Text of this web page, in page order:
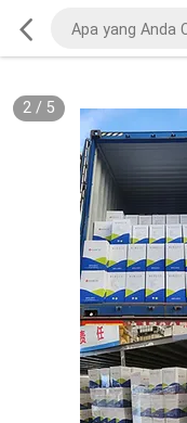
2/ 5